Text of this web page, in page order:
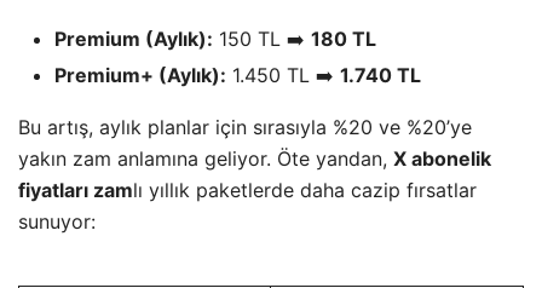
Premium (Aylık): 150 TL ➡️ 180 TL
Premium+ (Aylık): 1.450 TL ➡️ 1.740 TL
Bu artış, aylık planlar için sırasıyla %20 ve %20’ye
yakın zam anlamına geliyor. Öte yandan, X abonelik
fiyatları zamlı yıllık paketlerde daha cazip fırsatlar
sunuyor: